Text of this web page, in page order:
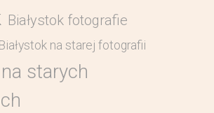
Białystok fotografie
Białystok na starej fotografii
starych